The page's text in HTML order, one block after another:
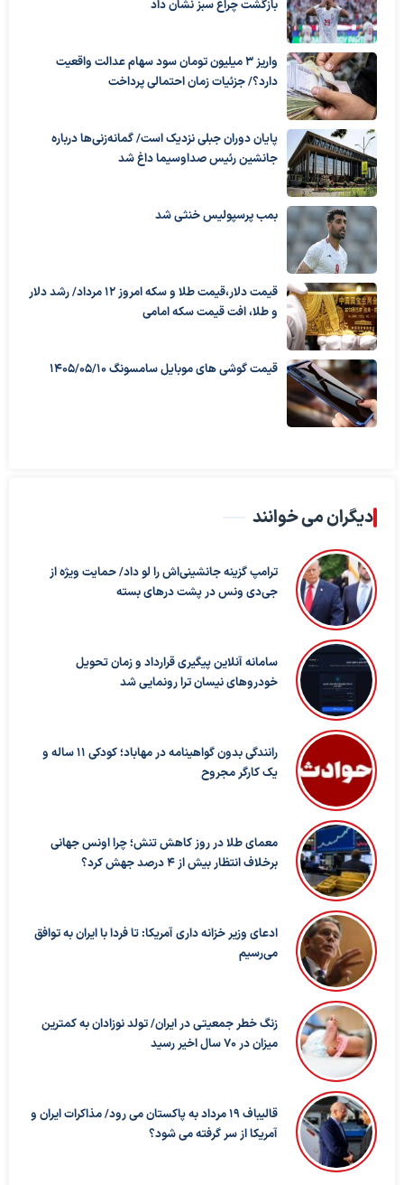
بازگشت چراغ سبز نشان داد
واریز ۳ میلیون تومان سود سهام عدالت واقعیت
دارد؟/ جزئیات زمان احتمالی پرداخت
پایان دوران جبلی نزدیک است/ گمانه‌زنی‌ها درباره
جانشین رئیس صداوسیما داغ شد
بمب پرسپولیس خنثی شد
قیمت دلار،قیمت طلا و سکه امروز ۱۲ مرداد/ رشد دلار
و طلا، افت قیمت سکه امامی
قیمت گوشی های موبایل سامسونگ 1405/05/10
دیگران می خوانند
ترامپ گزینه جانشینی‌اش را لو داد/ حمایت ویژه از
جی‌دی ونس در پشت درهای بسته
سامانه آنلاین پیگیری قرارداد‌ و زمان تحویل
خودرو‌های نیسان ترا رونمایی شد
رانندگی بدون گواهینامه در مهاباد؛ کودکی ۱۱ ساله و
یک کارگر مجروح
معمای طلا در روز کاهش تنش؛ چرا اونس جهانی
برخلاف انتظار بیش از ۴ درصد جهش کرد؟
ادعای وزیر خزانه داری آمریکا: تا فردا با ایران به توافق
می‌رسیم
زنگ خطر جمعیتی در ایران/ تولد نوزادان به کمترین
میزان در ۷۰ سال اخیر رسید
قالیباف ۱۹ مرداد به پاکستان می رود/ مذاکرات ایران و
آمریکا از سر گرفته می شود؟